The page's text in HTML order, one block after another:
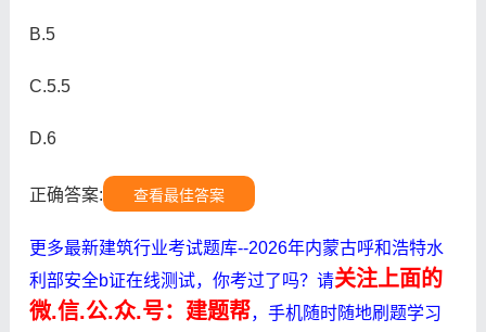
B.5
C.5.5
D.6
正确答案: 查看最佳答案
更多最新建筑行业考试题库--2026年内蒙古呼和浩特水
利部安全b证在线测试，你考过了吗？请关注上面的
微.信.公.众.号：建题帮，手机随时随地刷题学习